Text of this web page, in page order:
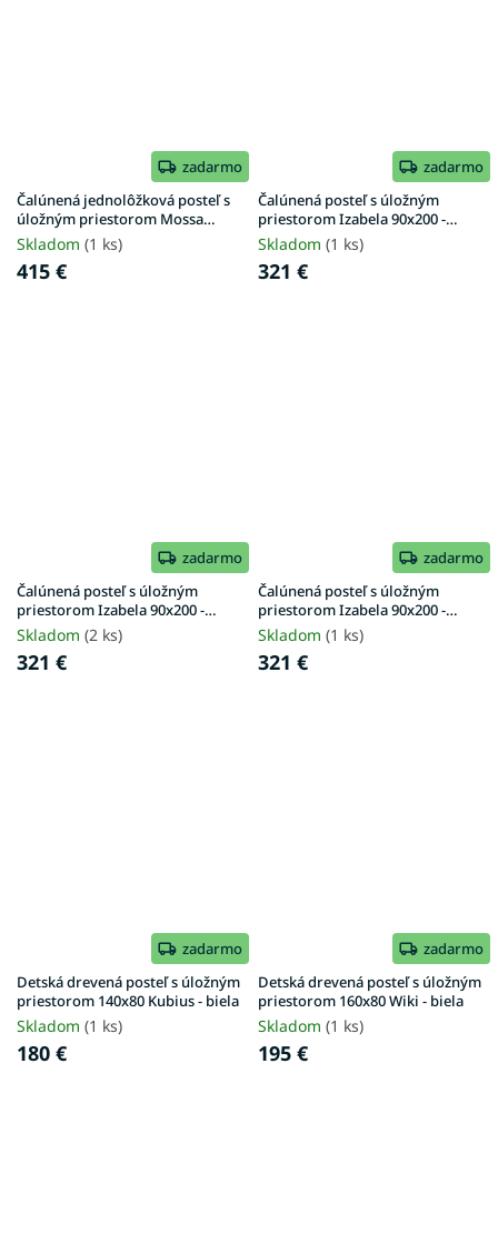
zadarmo
Čalúnená jednolôžková posteľ s
úložným priestorom Mossa
120x200 - sivá
Skladom (1 ks)
415 €
zadarmo
Čalúnená posteľ s úložným
priestorom Izabela 90x200 -
grafit
Skladom (1 ks)
321 €
zadarmo
Čalúnená posteľ s úložným
priestorom Izabela 90x200 -
krémová
Skladom (2 ks)
321 €
zadarmo
Čalúnená posteľ s úložným
priestorom Izabela 90x200 -
ružová
Skladom (1 ks)
321 €
zadarmo
Detská drevená posteľ s úložným
priestorom 140x80 Kubius - biela
Skladom (1 ks)
180 €
zadarmo
Detská drevená posteľ s úložným
priestorom 160x80 Wiki - biela
Skladom (1 ks)
195 €